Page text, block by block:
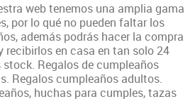
web tenemos una amplia gama
por lo qué no pueden faltar los
además podrás hacer la compra
recibirlos en casa en tan solo 24
Regalos de cumpleaños
Regalos cumpleaños adultos.
huchas para cumples, tazas